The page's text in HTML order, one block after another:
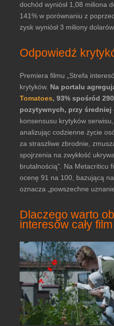
dochód wyniósł 1,08 miliona
141% w porównaniu z
zysk wyniósł 3 miliony dolarów.
Odpowiedź
Premiera filmu „Strefa
krytyków. Na portalu
Tomatoes, 93% spośród
pozytywnych, przy średniej
konsensusu krytyków serwisu,
analizując codzienne życie
za straszliwe zbrodnie,
spojrzenia na zwykłość
brutalnością”. Na Metacriticu
ocenę 91 na 100, bazującą
oznacza „powszechne
Dlaczego warto
interesów cały